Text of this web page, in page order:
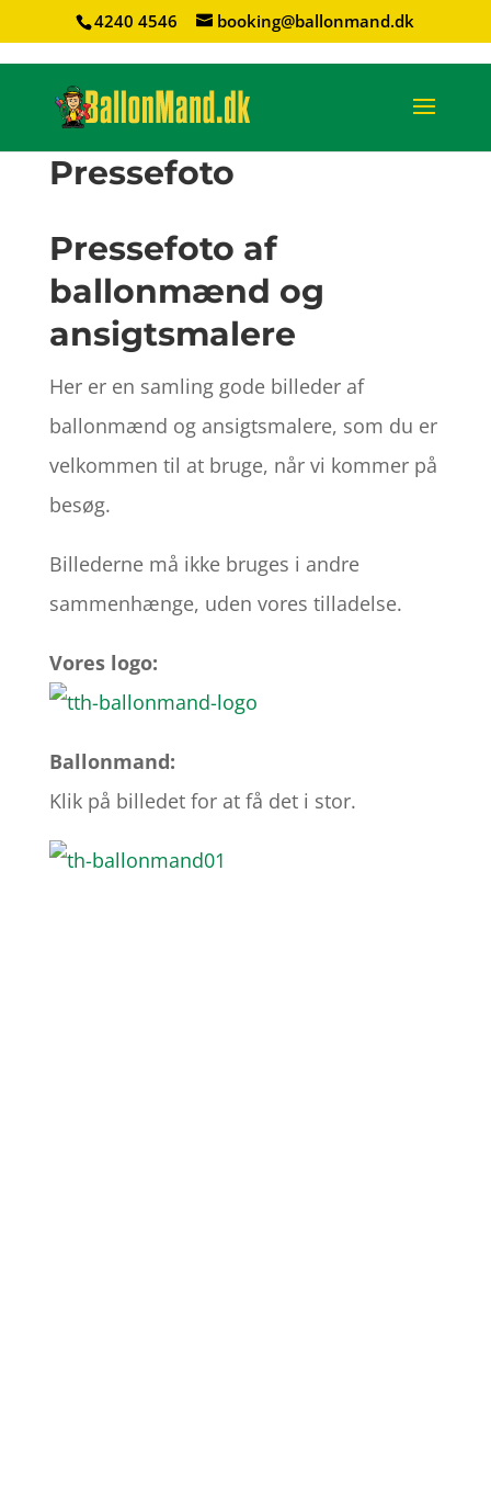
4240 4546 booking@ballonmand.dk
Pressefoto
Pressefoto af
ballonmænd og
ansigtsmalere
Her er en samling gode billeder af
ballonmænd og ansigtsmalere, som du er
velkommen til at bruge, når vi kommer på
besøg.
Billederne må ikke bruges i andre
sammenhænge, uden vores tilladelse.
Vores logo:
Ballonmand:
Klik på billedet for at få det i stor.